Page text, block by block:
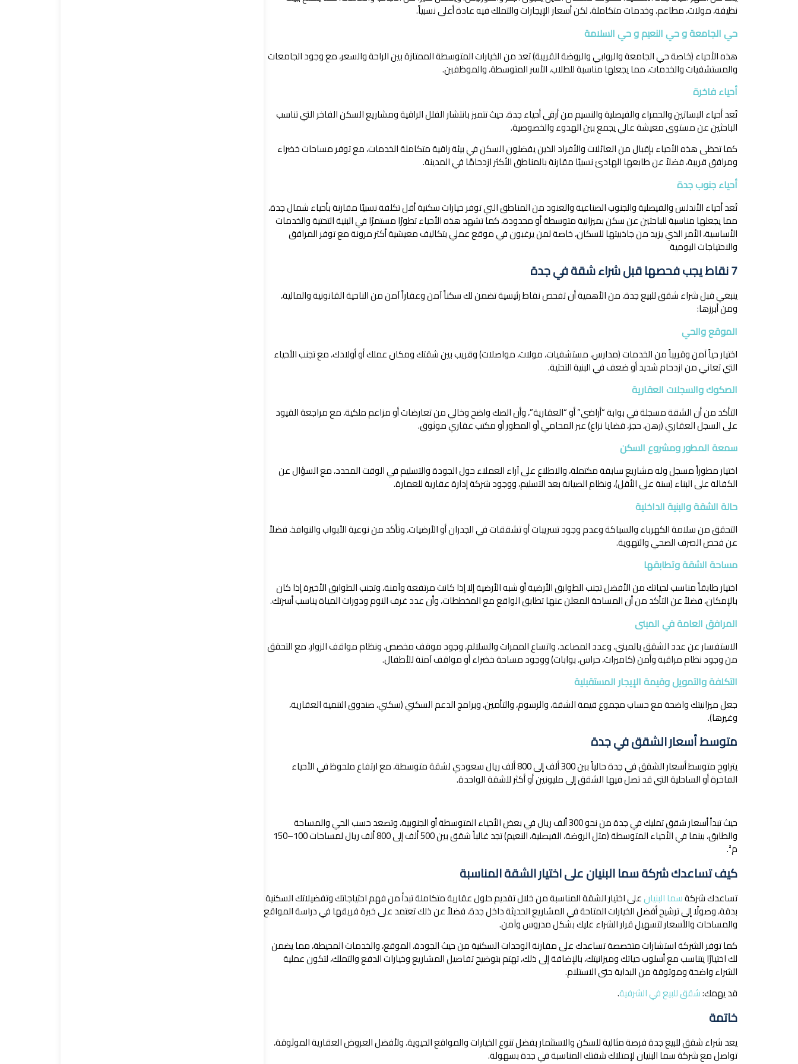
نظيفة، مولات، مطاعم، وخدمات متكاملة، لكن أسعار الإيجارات والتملك فيه عادة أعلى نسبياً.
حي الجامعة و حي النعيم و حي السلامة
هذه الأحياء (خاصة حي الجامعة والروابي والروضة القريبة) تعد من الخيارات المتوسطة الممتازة بين الراحة والسعر، مع وجود الجامعات
والمستشفيات والخدمات، مما يجعلها مناسبة للطلاب، الأسر المتوسطة، والموظفين.
أحياء فاخرة
تُعد أحياء البساتين والحمراء والفيصلية والنسيم من أرقى أحياء جدة، حيث تتميز بانتشار الفلل الراقية ومشاريع السكن الفاخر التي تناسب
الباحثين عن مستوى معيشة عالي يجمع بين الهدوء والخصوصية.
كما تحظى هذه الأحياء بإقبال من العائلات والأفراد الذين يفضلون السكن في بيئة راقية متكاملة الخدمات، مع توفر مساحات خضراء
ومرافق قريبة، فضلاً عن طابعها الهادئ نسبيًا مقارنة بالمناطق الأكثر ازدحامًا في المدينة.
أحياء جنوب جدة
تُعد أحياء الأندلس والفيصلية والجنوب الصناعية والعنود من المناطق التي توفر خيارات سكنية أقل تكلفة نسبيًا مقارنة بأحياء شمال جدة،
مما يجعلها مناسبة للباحثين عن سكن بميزانية متوسطة أو محدودة، كما تشهد هذه الأحياء تطورًا مستمرًا في البنية التحتية والخدمات
الأساسية، الأمر الذي يزيد من جاذبيتها للسكان، خاصة لمن يرغبون في موقع عملي بتكاليف معيشية أكثر مرونة مع توفر المرافق
والاحتياجات اليومية
7 نقاط يجب فحصها قبل شراء شقة في جدة
ينبغي قبل شراء شقق للبيع جدة، من الأهمية أن تفحص نقاط رئيسية تضمن لك سكناً آمن وعقاراً آمن من الناحية القانونية والمالية،
ومن أبرزها:
الموقع والحي
اختيار حياً آمن وقريباً من الخدمات (مدارس، مستشفيات، مولات، مواصلات) وقريب بين شقتك ومكان عملك أو أولادك، مع تجنب الأحياء
التي تعاني من ازدحام شديد أو ضعف في البنية التحتية.
الصكوك والسجلات العقارية
التأكد من أن الشقة مسجلة في بوابة “أراضي” أو “العقارية”، وأن الصك واضح وخالي من تعارضات أو مزاعم ملكية، مع مراجعة القيود
على السجل العقاري (رهن، حجز، قضايا نزاع) عبر المحامي أو المطور أو مكتب عقاري موثوق.
سمعة المطور ومشروع السكن
اختيار مطوراً مسجل وله مشاريع سابقة مكتملة، والاطلاع على آراء العملاء حول الجودة والتسليم في الوقت المحدد، مع السؤال عن
الكفالة على البناء (سنة على الأقل)، ونظام الصيانة بعد التسليم، ووجود شركة إدارة عقارية للعمارة.
حالة الشقة والبنية الداخلية
التحقق من سلامة الكهرباء والسباكة وعدم وجود تسريبات أو تشققات في الجدران أو الأرضيات، وتأكد من نوعية الأبواب والنوافذ، فضلاً
عن فحص الصرف الصحي والتهوية.
مساحة الشقة وتطابقها
اختيار طابقاً مناسب لحياتك من الأفضل تجنب الطوابق الأرضية أو شبه الأرضية إلا إذا كانت مرتفعة وآمنة، وتجنب الطوابق الأخيرة إذا كان
بالإمكان، فضلاً عن التأكد من أن المساحة المعلن عنها تطابق الواقع مع المخططات، وأن عدد غرف النوم ودورات المياة يناسب أسرتك.
المرافق العامة في المبنى
الاستفسار عن عدد الشقق بالمبنى، وعدد المصاعد، واتساع الممرات والسلالم، وجود موقف مخصص، ونظام مواقف الزوار، مع التحقق
من وجود نظام مراقبة وأمن (كاميرات، حراس، بوابات) ووجود مساحة خضراء أو مواقف آمنة للأطفال.
التكلفة والتمويل وقيمة الإيجار المستقبلية
جعل ميزانيتك واضحة مع حساب مجموع قيمة الشقة، والرسوم، والتأمين، وبرامج الدعم السكني (سكني، صندوق التنمية العقارية،
وغيرها).
متوسط أسعار الشقق في جدة
يتراوح متوسط أسعار الشقق في جدة حالياً بين 300 ألف إلى 800 ألف ريال سعودي لشقة متوسطة، مع ارتفاع ملحوظ في الأحياء
الفاخرة أو الساحلية التي قد تصل فيها الشقق إلى مليونين أو أكثر للشقة الواحدة.
حيث تبدأ أسعار شقق تمليك في جدة من نحو 300 ألف ريال في بعض الأحياء المتوسطة أو الجنوبية، وتصعد حسب الحي والمساحة
والطابق، بينما في الأحياء المتوسطة (مثل الروضة، الفيصلية، النعيم) تجد غالباً شقق بين 500 ألف إلى 800 ألف ريال لمساحات 100–150
م².
كيف تساعدك شركة سما البنيان على اختيار الشقة المناسبة
تساعدك شركةسما البنيانعلى اختيار الشقة المناسبة من خلال تقديم حلول عقارية متكاملة تبدأ من فهم احتياجاتك وتفضيلاتك السكنية
بدقة، وصولًا إلى ترشيح أفضل الخيارات المتاحة في المشاريع الحديثة داخل جدة، فضلاً عن ذلك تعتمد على خبرة فريقها في دراسة المواقع
والمساحات والأسعار لتسهيل قرار الشراء عليك بشكل مدروس وآمن.
كما توفر الشركة استشارات متخصصة تساعدك على مقارنة الوحدات السكنية من حيث الجودة، الموقع، والخدمات المحيطة، مما يضمن
لك اختيارًا يتناسب مع أسلوب حياتك وميزانيتك، بالإضافة إلى ذلك، تهتم بتوضيح تفاصيل المشاريع وخيارات الدفع والتملك، لتكون عملية
الشراء واضحة وموثوقة من البداية حتى الاستلام.
قد يهمك:شقق للبيع في الشرفية.
خاتمة
يعد شراء شقق للبيع جدة فرصة مثالية للسكن والاستثمار بفضل تنوع الخيارات والمواقع الحيوية، ولأفضل العروض العقارية الموثوقة،
تواصل مع شركة سما البنيان لإمتلاك شقتك المناسبة في جدة بسهولة.